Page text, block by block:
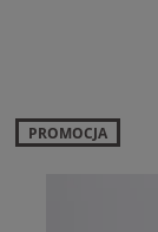
PROMOCJA